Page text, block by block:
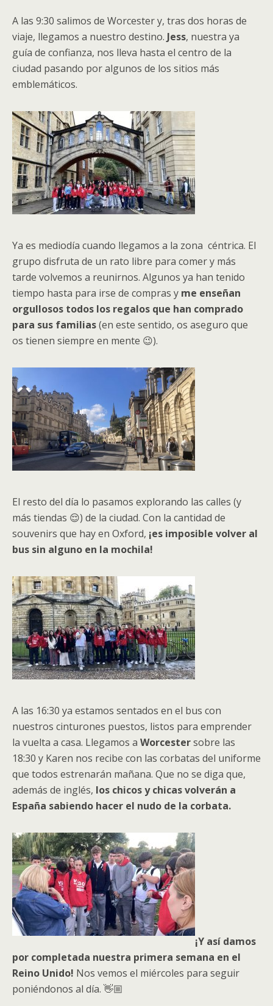
A las 9:30 salimos de Worcester y, tras dos horas de
viaje, llegamos a nuestro destino. Jess, nuestra ya
guía de confianza, nos lleva hasta el centro de la
ciudad pasando por algunos de los sitios más
emblemáticos.
Ya es mediodía cuando llegamos a la zona céntrica. El
grupo disfruta de un rato libre para comer y más
tarde volvemos a reunirnos. Algunos ya han tenido
tiempo hasta para irse de compras y me enseñan
orgullosos todos los regalos que han comprado
para sus familias(en este sentido, os aseguro que
os tienen siempre en mente 😉).
El resto del día lo pasamos explorando las calles (y
más tiendas 😌) de la ciudad. Con la cantidad de
souvenirs que hay en Oxford, ¡es imposible volver al
bus sin alguno en la mochila!
A las 16:30 ya estamos sentados en el bus con
nuestros cinturones puestos, listos para emprender
la vuelta a casa. Llegamos a Worcestersobre las
18:30 y Karen nos recibe con las corbatas del uniforme
que todos estrenarán mañana. Que no se diga que,
además de inglés, los chicos y chicas volverán a
España sabiendo hacer el nudo de la corbata.
¡Y así damos
por completada nuestra primera semana en el
Reino Unido! Nos vemos el miércoles para seguir
poniéndonos al día. 👋🏼